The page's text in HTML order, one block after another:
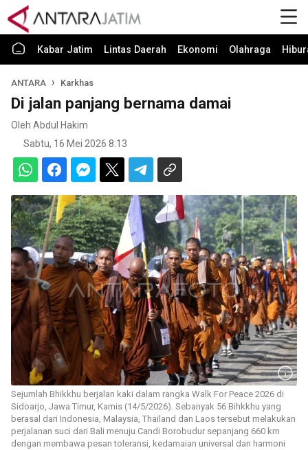
Kabar Jatim Lintas Daerah Ekonomi Olahraga
ANTARA Karkhas
Di jalan panjang bernama damai
Oleh Abdul Hakim
Sabtu, 16 Mei 2026 8:13
Sejumlah Bhikkhu berjalan kaki dalam rangka Walk For Peace 2026 di
Sidoarjo, Jawa Timur, Kamis (14/5/2026). Sebanyak 56 Bihkkhu yang
berasal dari Indonesia, Malaysia, Thailand dan Laos tersebut melakukan
perjalanan suci dari Bali menuju Candi Borobudur sepanjang 660 km
dengan membawa pesan toleransi, kedamaian universal dan harmoni